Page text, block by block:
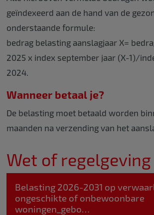
geïndexeerd aan de hand van de
onderstaande formule:
bedrag belasting aanslagjaar X=
2025 x index september jaar (X-1)/
2024.
Wanneer betaal je?
De belasting moet betaald worden
maanden na verzending van het
Wet of regelgeving
Belasting 2026-2031 op
ongeschikte of onbewoonbare
woningen_gebo…